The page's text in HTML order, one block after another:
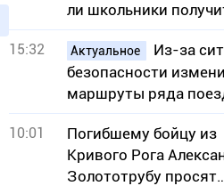
ли школьники
книги к учебному
15:32 Актуальное
Из-за
безопасности
маршруты ряда
частности
Кривым Рогом
10:01
Погибшему бойцу из
Кривого Рога
Золототрубу просят